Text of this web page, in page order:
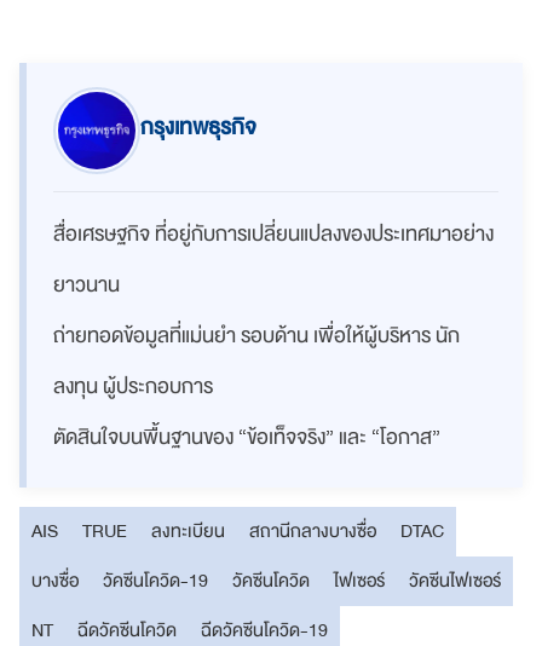
กรุงเทพธุรกิจ
สื่อเศรษฐกิจ ที่อยู่กับการเปลี่ยนแปลงของประเทศมาอย่าง
ยาวนาน
ถ่ายทอดข้อมูลที่แม่นยำ รอบด้าน เพื่อให้ผู้บริหาร นัก
ลงทุน ผู้ประกอบการ
ตัดสินใจบนพื้นฐานของ “ข้อเท็จจริง” และ “โอกาส”
AIS TRUE ลงทะเบียน สถานีกลางบางซื่อ
DTAC
บางซื่อ
วัคซีนโควิด-19 วัคซีนโควิด ไฟเซอร์
วัคซีนไฟเซอร์
NT
ฉีดวัคซีนโควิด
ฉีดวัคซีนโควิด-19